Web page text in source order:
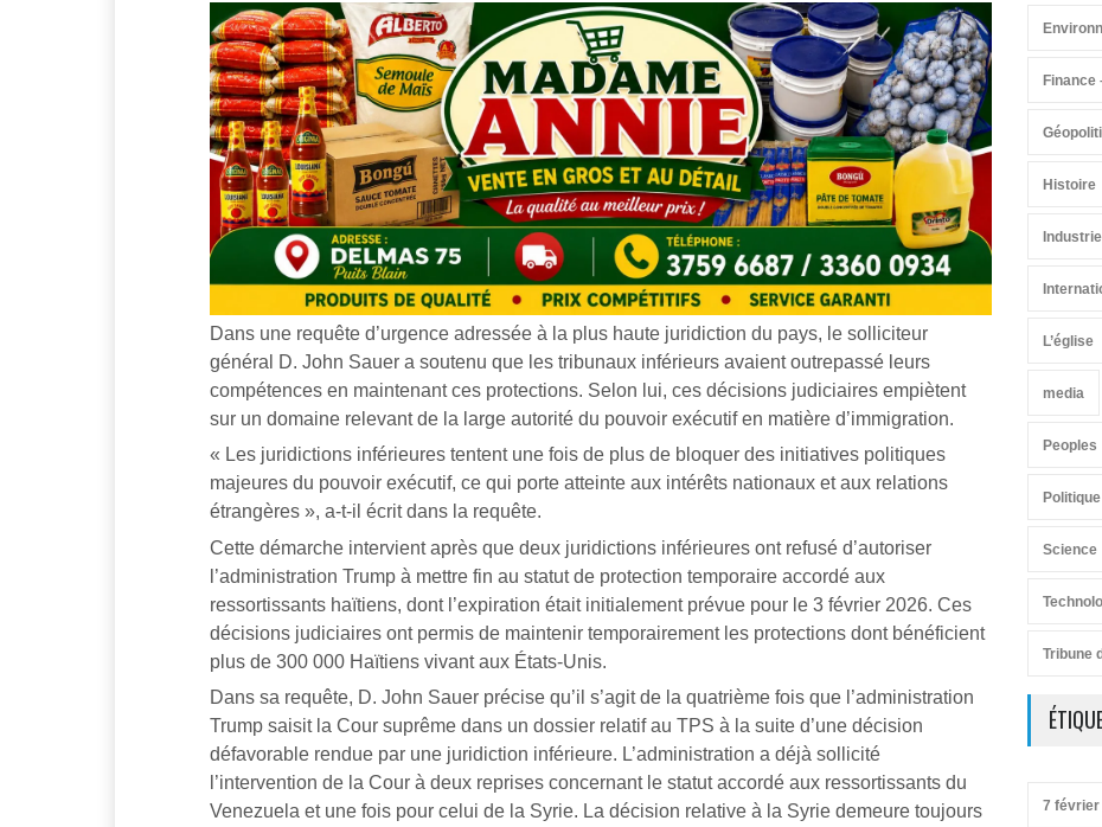
Dans une requête d’urgence adressée à la plus haute juridiction du pays, le solliciteur
général D. John Sauer a soutenu que les tribunaux inférieurs avaient outrepassé leurs
compétences en maintenant ces protections. Selon lui, ces décisions judiciaires empiètent
sur un domaine relevant de la large autorité du pouvoir exécutif en matière d’immigration.
« Les juridictions inférieures tentent une fois de plus de bloquer des initiatives politiques
majeures du pouvoir exécutif, ce qui porte atteinte aux intérêts nationaux et aux relations
étrangères », a-t-il écrit dans la requête.
Cette démarche intervient après que deux juridictions inférieures ont refusé d’autoriser
l’administration Trump à mettre fin au statut de protection temporaire accordé aux
ressortissants haïtiens, dont l’expiration était initialement prévue pour le 3 février 2026. Ces
décisions judiciaires ont permis de maintenir temporairement les protections dont bénéficient
plus de 300 000 Haïtiens vivant aux États-Unis.
Dans sa requête, D. John Sauer précise qu’il s’agit de la quatrième fois que l’administration
Trump saisit la Cour suprême dans un dossier relatif au TPS à la suite d’une décision
défavorable rendue par une juridiction inférieure. L’administration a déjà sollicité
l’intervention de la Cour à deux reprises concernant le statut accordé aux ressortissants du
Venezuela et une fois pour celui de la Syrie. La décision relative à la Syrie demeure toujours
Finance
Histoire
L’église
media
Peoples
Science
Tribune
7 février